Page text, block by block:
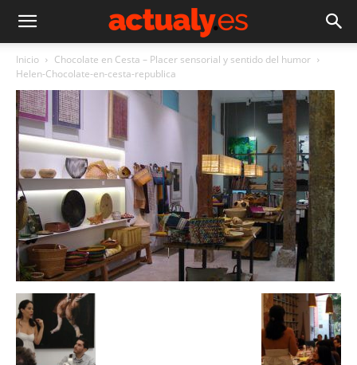
Inicio
Chocolate en Cesta – Placer sensorial y sentido del humor
Helen-Chocolate-en-cesta-republica